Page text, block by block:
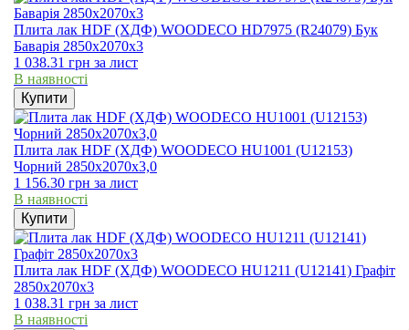
Плита лак HDF (ХДФ) WOODECO HD7975 (R24079) Бук
Баварія 2850х2070х3
1 038.31 грн за лист
В наявності
Купити
Плита лак HDF (ХДФ) WOODECO HU1001 (U12153)
Чорний 2850х2070х3,0
1 156.30 грн за лист
В наявності
Купити
Плита лак HDF (ХДФ) WOODECO HU1211 (U12141) Графіт
2850х2070х3
1 038.31 грн за лист
В наявності